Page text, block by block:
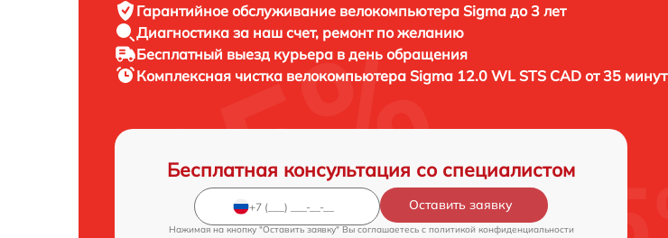
Гарантийное обслуживание велокомпьютера Sigma до 3 лет
Диагностика за наш счет, ремонт по желанию
Бесплатный выезд курьера в день обращения
Комплексная чистка велокомпьютера Sigma 12.0 WL STS CAD от 35 минут
Бесплатная консультация со специалистом
Оставить заявку
Нажимая на кнопку "Оставить заявку" Вы соглашаетесь c политикой конфиденциальности